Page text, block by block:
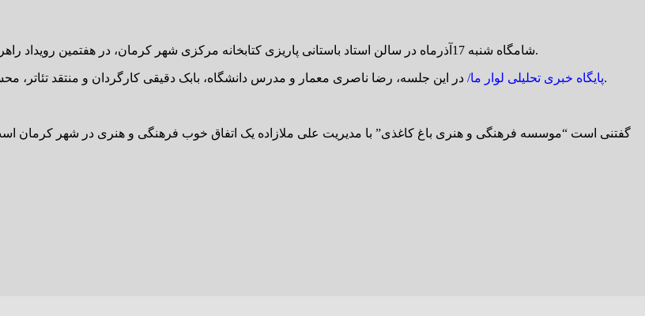
شامگاه شنبه 17آذرماه در سالن استاد باستانی پاریزی کتابخانه مرکزی شهر کرمان، در هفتمین رویداد راهرو "موسسه فرهنگی و هنری باغ کاغذی"، هنر و ماهیت تجربه مخاطب بررسی شد.
پایگاه خبری تحلیلی لوار ما/در این جلسه، رضا ناصری معمار و مدرس دانشگاه، بابک دقیقی کارگردان و منتقد تئاتر، محسن مجیدی منتقد و مدرس سینما به وضعیت هنر و ماهیت تجربه مخاطب پرداختند.
گفتنی است “موسسه فرهنگی و هنری باغ کاغذی” با مدیریت علی ملازاده یک اتفاق خوب فرهنگی و هنری در شهر کرمان